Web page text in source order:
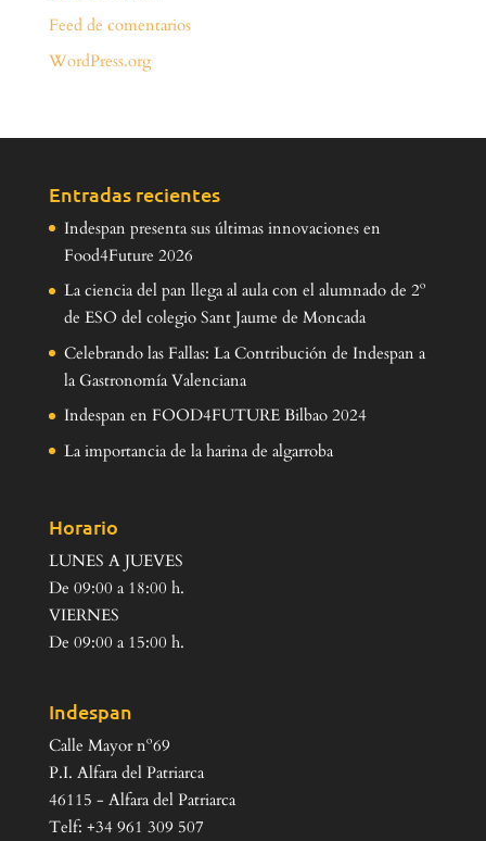
Feed de comentarios
WordPress.org
Entradas recientes
Indespan presenta sus últimas innovaciones en
Food4Future 2026
La ciencia del pan llega al aula con el alumnado de 2º
de ESO del colegio Sant Jaume de Moncada
Celebrando las Fallas: La Contribución de Indespan a
la Gastronomía Valenciana
Indespan en FOOD4FUTURE Bilbao 2024
La importancia de la harina de algarroba
Horario
LUNES A JUEVES
De 09:00 a 18:00 h.
VIERNES
De 09:00 a 15:00 h.
Indespan
Calle Mayor nº69
P.I. Alfara del Patriarca
46115 - Alfara del Patriarca
Telf: +34 961 309 507